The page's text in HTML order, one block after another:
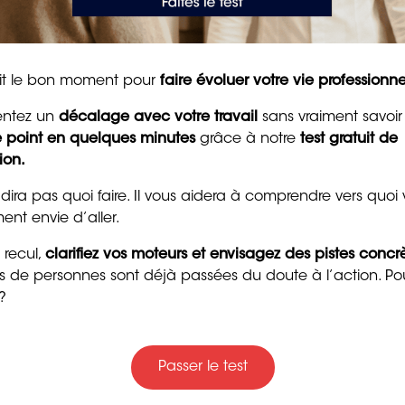
en évidence la qualité d’écoute des
vous orienter vers le métier d’organisateur de
de moniteur d’auto-école… En fonction de ce
prendre soin d’autrui, vous pourriez
de beauté ou de massage…
vous
connaissances, d’un savoir-être ou d’un savoir-faire
ou coaching). Si cette mission se révèle
professionnelle sont nombreuses : enseignant
formateur gestion du stress, formateur gestion des
Trente messages
bon anniversaire
4 min. de lecture
le bon moment pour faire évoluer votre vie
un décalage avec votre travail sans vraiment
point en quelques minutesgrâce à notre test gratuit de
dira pas quoi faire. Il vous aidera à comprendre vers quoi
envie d’aller.
recul, clarifiez vos moteurs et envisagez des pistes
de personnes sont déjà passées du doute à l’action.
Passer le test